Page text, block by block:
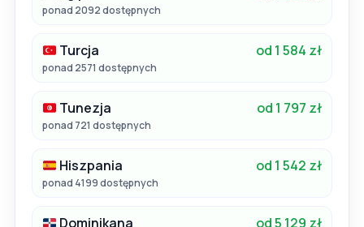
ponad 2092 dostępnych
Turcja od 1 584 zł
ponad 2571 dostępnych
Tunezja od 1 797 zł
ponad 721 dostępnych
Hiszpania od 1 542 zł
ponad 4199 dostępnych
Dominikana od 5 129 zł